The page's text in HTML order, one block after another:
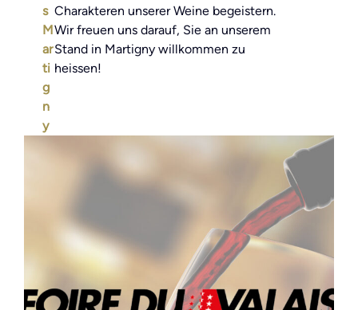
s
M
ar
ti
g
n
y
Charakteren unserer Weine begeistern.
Wir freuen uns darauf, Sie an unserem
Stand in Martigny willkommen zu
heissen!